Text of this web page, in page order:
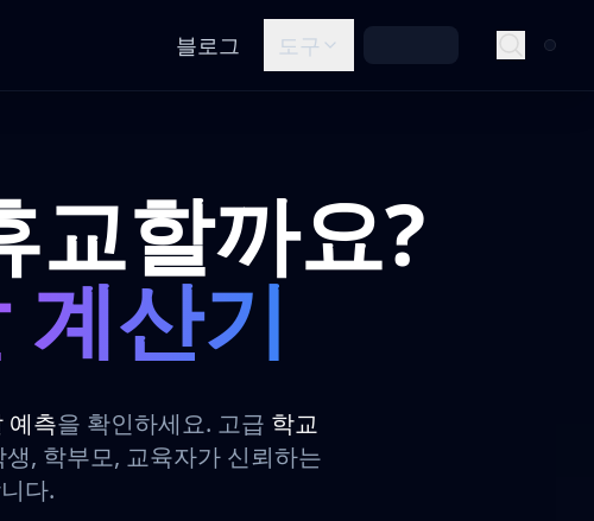
블로그 도구
교할까요?
계산기
예측을 확인하세요. 고급 학교
, 학부모, 교육자가 신뢰하는
다.